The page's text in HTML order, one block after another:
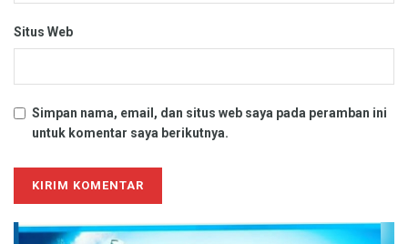
Situs Web
Simpan nama, email, dan situs web saya pada peramban ini
untuk komentar saya berikutnya.